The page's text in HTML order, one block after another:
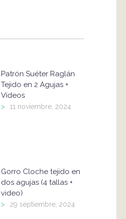
Patrón Suéter Raglán
Tejido en 2 Agujas +
Vídeos
> 11 noviembre, 2024
Gorro Cloche tejido en
dos agujas (4 tallas +
video)
> 29 septiembre, 2024